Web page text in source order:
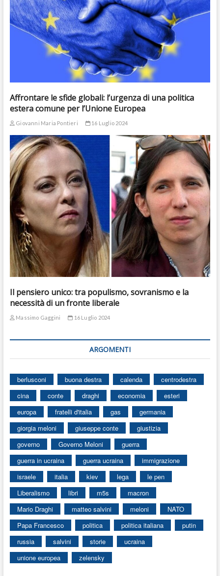
Affrontare le sfide globali: l’urgenza di una politica
estera comune per l’Unione Europea
Giovanni Maria Pontieri 16 Luglio 2024
Il pensiero unico: tra populismo, sovranismo e la
necessità di un fronte liberale
Massimo Gaggini 16 Luglio 2024
ARGOMENTI
berlusconi buona destra calenda
centrodestra
cina
conte draghi economia
esteri
europa
fratelli d'italia gas
germania
giorgia meloni
giuseppe conte
giustizia
governo
Governo Meloni
guerra
guerra in ucraina
guerra ucraina
immigrazione
israele
italia kiev lega
le pen
Liberalismo
libri m5s
macron
Mario Draghi
matteo salvini meloni
NATO
Papa Francesco
politica politica italiana
putin
russia
salvini storie
ucraina
unione europea
zelensky